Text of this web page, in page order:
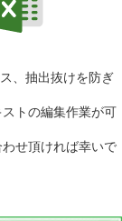
、抽出抜けを防ぎ
トの編集作業が可
せ頂ければ幸いで